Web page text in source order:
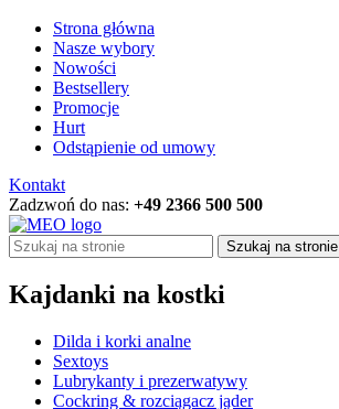
Strona główna
Nasze wybory
Nowości
Bestsellery
Promocje
Hurt
Odstąpienie od umowy
Kontakt
Zadzwoń do nas: +49 2366 500 500
Szukaj na stronie
Kajdanki na kostki
Dilda i korki analne
Sextoys
Lubrykanty i prezerwatywy
Cockring & rozciągacz jąder